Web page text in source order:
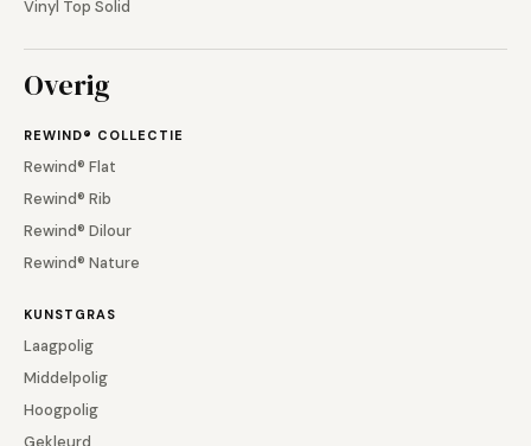
Vinyl Top Solid
Overig
REWIND® COLLECTIE
Rewind® Flat
Rewind® Rib
Rewind® Dilour
Rewind® Nature
KUNSTGRAS
Laagpolig
Middelpolig
Hoogpolig